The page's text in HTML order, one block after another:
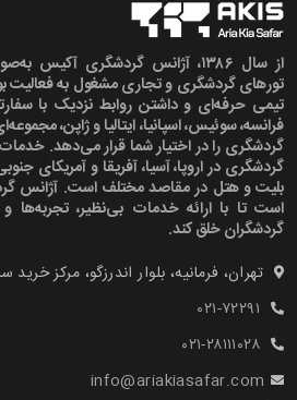
از سال ۱۳۸۶، آژانس گردشگری
تورهای گردشگری و تجاری مشغول به فعالیت
تیمی حرفه‌ای و داشتن روابط نزدیک با
فرانسه، سوئیس، اسپانیا، ایتالیا و ژاپن،
گردشگری را در اختیار شما قرار می‌دهد.
گردشگری در اروپا، آسیا، آفریقا و آمریکای
بلیت و هتل در مقاصد مختلف است. آژانس
است تا با ارائه خدمات بی‌نظیر، تجربه‌ها
گردشگران خلق کند.
تهران، فرمانیه، بلوار اندرزگو، مرکز خرید
۰۲۱-۷۲۲۹۱
۰۲۱-۲۸۱۱۱۰۲۸
info@ariakiasafar.com